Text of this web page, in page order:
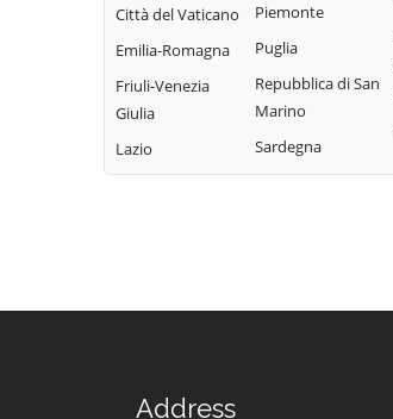
Città del Vaticano
Emilia-Romagna
Friuli-Venezia
Giulia
Lazio
Piemonte
Puglia
Repubblica di San
Marino
Sardegna
Address